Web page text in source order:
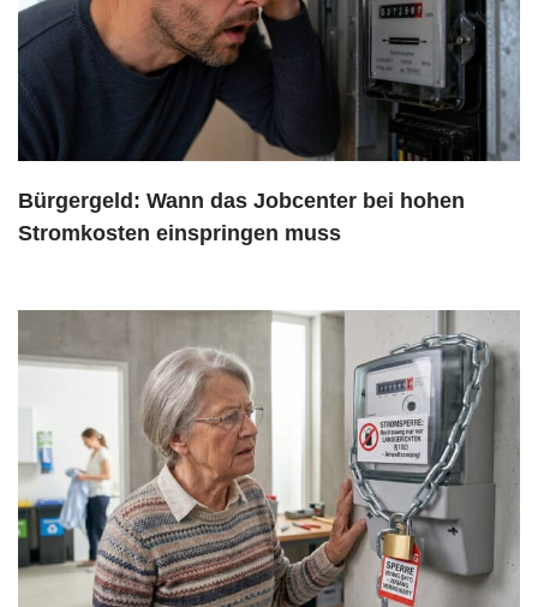
Bürgergeld: Wann das Jobcenter bei hohen
Stromkosten einspringen muss